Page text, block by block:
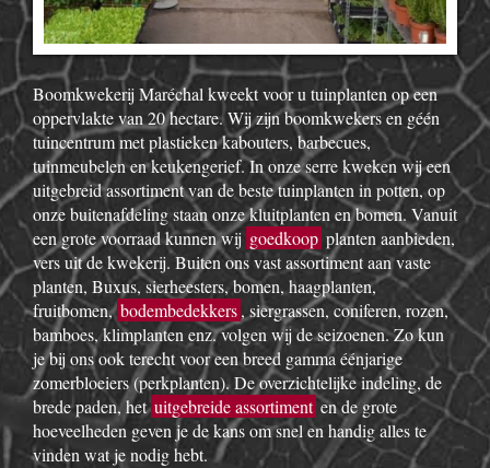
Boomkwekerij Maréchal kweekt voor u tuinplanten op een
oppervlakte van 20 hectare. Wij zijn boomkwekers en géén
tuincentrum met plastieken kabouters, barbecues,
tuinmeubelen en keukengerief. In onze serre kweken wij een
uitgebreid assortiment van de beste tuinplanten in potten, op
onze buitenafdeling staan onze kluitplanten en bomen. Vanuit
een grote voorraad kunnen wij goedkoop planten aanbieden,
vers uit de kwekerij. Buiten ons vast assortiment aan vaste
planten, Buxus, sierheesters, bomen, haagplanten,
fruitbomen,bodembedekkers, siergrassen, coniferen, rozen,
bamboes, klimplanten enz. volgen wij de seizoenen. Zo kun
je bij ons ook terecht voor een breed gamma éénjarige
zomerbloeiers (perkplanten). De overzichtelijke indeling, de
brede paden, hetuitgebreide assortiment en de grote
hoeveelheden geven je de kans om snel en handig alles te
vinden wat je nodig hebt.